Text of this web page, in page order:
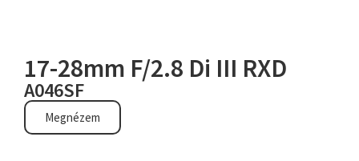
17-28mm F/2.8 Di III RXD
A046SF
Megnézem